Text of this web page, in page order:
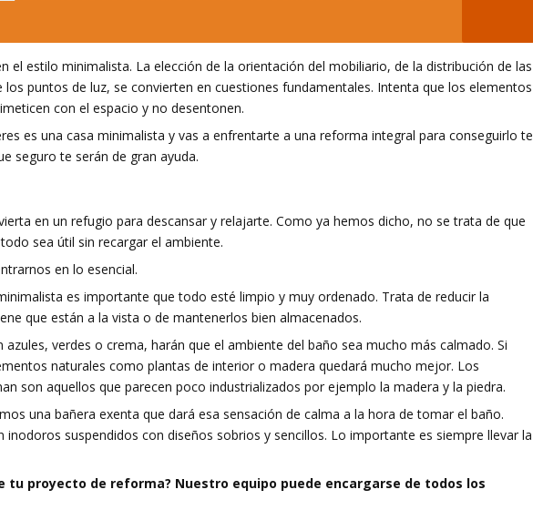
el estilo minimalista. La elección de la orientación del mobiliario, de la distribución de las
los puntos de luz, se convierten en cuestiones fundamentales. Intenta que los elementos
con el espacio y no desentonen.
es una casa minimalista y vas a enfrentarte a una reforma integral para conseguirlo te
seguro te serán de gran ayuda.
en un refugio para descansar y relajarte. Como ya hemos dicho, no se trata de que
sea útil sin recargar el ambiente.
en lo esencial.
es importante que todo esté limpio y muy ordenado. Trata de reducir la
que están a la vista o de mantenerlos bien almacenados.
verdes o crema, harán que el ambiente del baño sea mucho más calmado. Si
naturales como plantas de interior o madera quedará mucho mejor. Los
son aquellos que parecen poco industrializados por ejemplo la madera y la piedra.
una bañera exenta que dará esa sensación de calma a la hora de tomar el baño.
inodoros suspendidos con diseños sobrios y sencillos. Lo importante es siempre llevar la
tu proyecto de reforma? Nuestro equipo puede encargarse de todos los